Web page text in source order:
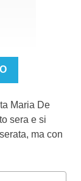
Maria De
sera e si
ma con